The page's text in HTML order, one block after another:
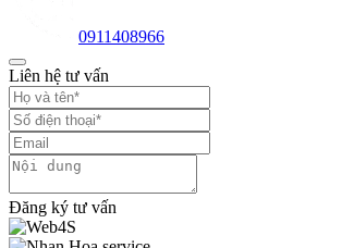
0911408966
Liên hệ tư vấn
Đăng ký tư vấn